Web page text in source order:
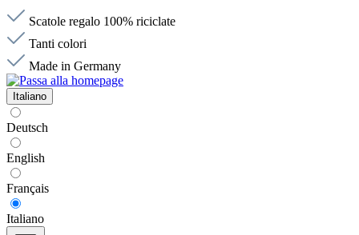
Scatole regalo 100% riciclate
Tanti colori
Made in Germany
Italiano
Deutsch
English
Français
Italiano